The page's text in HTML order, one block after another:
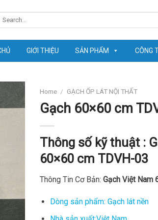
GIỚI THIỆU SẢN PHẨM CÔNG
Home / GẠCH ỐP LÁT NỘI THẤT
Gạch 60×60 cm
Thông số kỹ thuật :
60×60 cm TDVH-03
Thông Tin Cơ Bản: Gạch Việt Nam
Dòng sản phẩm: Gạch lát nền